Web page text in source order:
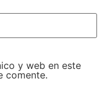
y web en este
comente.